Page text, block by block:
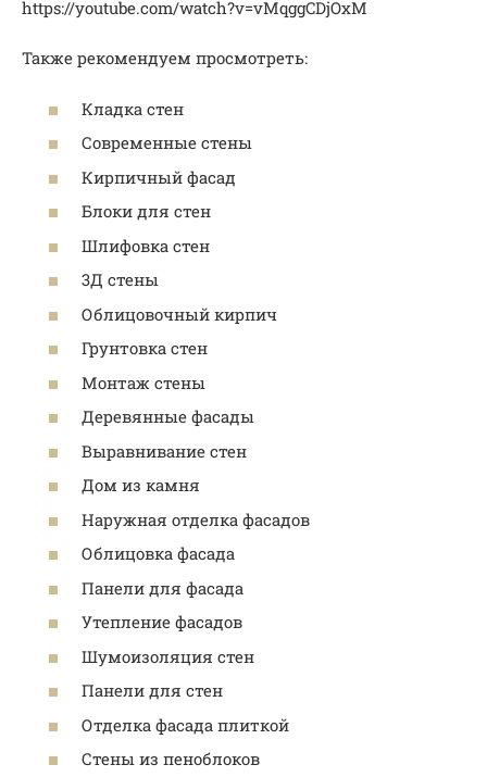
https://youtube.com/watch?v=vMqggCDjOxM
Также рекомендуем просмотреть:
Кладка стен
Современные стены
Кирпичный фасад
Блоки для стен
Шлифовка стен
3Д стены
Облицовочный кирпич
Грунтовка стен
Монтаж стены
Деревянные фасады
Выравнивание стен
Дом из камня
Наружная отделка фасадов
Облицовка фасада
Панели для фасада
Утепление фасадов
Шумоизоляция стен
Панели для стен
Отделка фасада плиткой
Стены из пеноблоков